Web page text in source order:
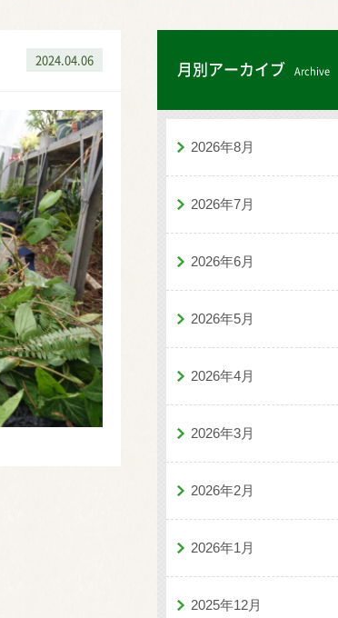
2024.04.06 月別アーカイブ Archive
2026年8月
2026年7月
2026年6月
2026年5月
2026年4月
2026年3月
2026年2月
2026年1月
2025年12月